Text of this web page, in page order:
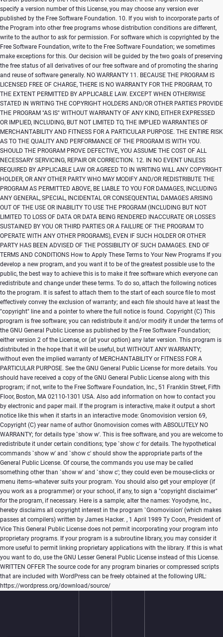
Copyright (C) This
program is free software; you can redistribute it and/or modify it under the terms of
the GNU General Public License as published by the Free Software Foundation;
either version 2 of the License, or (at your option) any later version. This program is
distributed in the hope that it will be useful, but WITHOUT ANY WARRANTY;
without even the implied warranty of MERCHANTABILITY or FITNESS FOR A
PARTICULAR PURPOSE. See the GNU General Public License for more details. You
should have received a copy of the GNU General Public License along with this
program; if not, write to the Free Software Foundation, Inc., 51 Franklin Street, Fifth
Floor, Boston, MA 02110-1301 USA. Also add information on how to contact you
by electronic and paper mail. If the program is interactive, make it output a short
notice like this when it starts in an interactive mode: Gnomovision version 69,
Copyright (C) year name of author Gnomovision comes with ABSOLUTELY NO
WARRANTY; for details type `show w'. This is free software, and you are welcome to
redistribute it under certain conditions; type `show c' for details. The hypothetical
commands `show w' and `show c' should show the appropriate parts of the
General Public License. Of course, the commands you use may be called
something other than `show w' and `show c'; they could even be mouse-clicks or
menu items--whatever suits your program. You should also get your employer (if
you work as a programmer) or your school, if any, to sign a "copyright disclaimer"
for the program, if necessary. Here is a sample; alter the names: Yoyodyne, Inc.,
hereby disclaims all copyright interest in the program `Gnomovision' (which makes
passes at compilers) written by James Hacker. , 1 April 1989 Ty Coon, President of
Vice This General Public License does not permit incorporating your program into
proprietary programs. If your program is a subroutine library, you may consider it
more useful to permit linking proprietary applications with the library. If this is what
you want to do, use the GNU Lesser General Public License instead of this License.
WRITTEN OFFER The source code for any program binaries or compressed scripts
that are included with WordPress can be freely obtained at the following URL:
https://wordpress.org/download/source/